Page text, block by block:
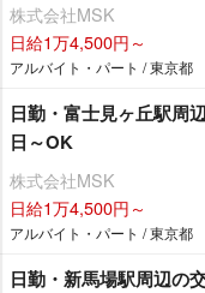
株式会社MSK
日給1万4,500円～
アルバイト・パート / 東京都
日勤・富士見ヶ丘駅周
日～OK
株式会社MSK
日給1万4,500円～
アルバイト・パート / 東京都
日勤・新馬場駅周辺の